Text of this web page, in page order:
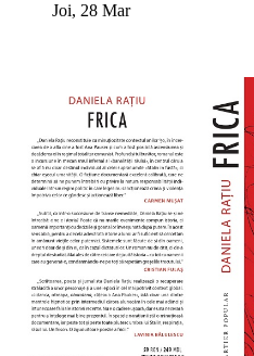
Joi, 28 Mar